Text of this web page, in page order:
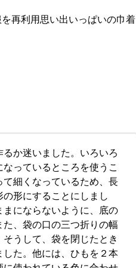
再利用思い出いっぱいの巾着
か迷いました。いろいろ
っているところを使うこ
細くなっているため、長
形にすることにしまし
にならないように、底の
、袋の口の三つ折りの幅
うして、袋を閉じたとき
た。他には、ひもを２本